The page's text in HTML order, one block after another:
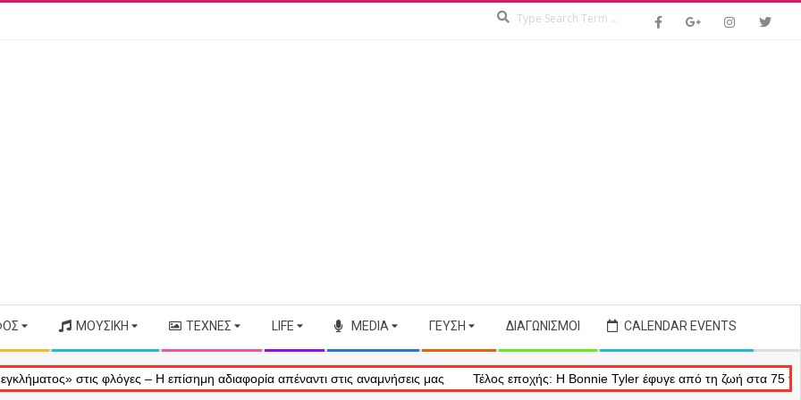
ΜΟΥΣΙΚΉ ΤΈΧΝΕΣ LIFE MEDIA ΓΕΎΣΗ ΔΙΑΓΩΝΙΣΜΟΊ CALENDAR EVENTS
στις φλόγες – Η επίσημη αδιαφορία απέναντι στις αναμνήσεις μας Τέλος εποχής: Η Bonnie Tyler έφυγε από τη ζωή στα 75 της